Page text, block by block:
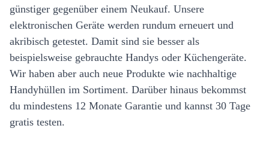
günstiger gegenüber einem Neukauf. Unsere
elektronischen Geräte werden rundum erneuert und
akribisch getestet. Damit sind sie besser als
beispielsweise gebrauchte Handys oder Küchengeräte.
Wir haben aber auch neue Produkte wie nachhaltige
Handyhüllen im Sortiment. Darüber hinaus bekommst
du mindestens 12 Monate Garantie und kannst 30 Tage
gratis testen.